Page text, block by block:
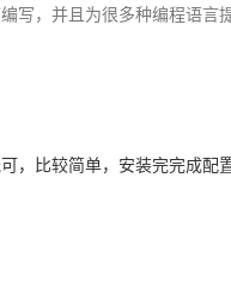
写，并且为很多种编程语言
，比较简单，安装完完成配